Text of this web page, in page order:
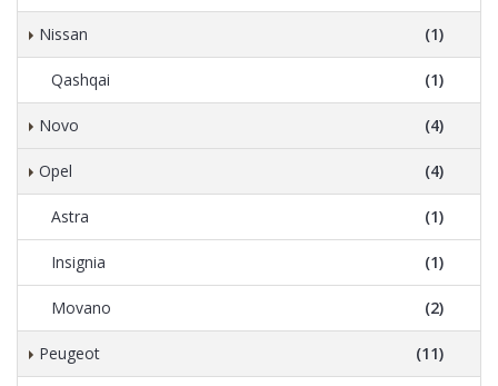
Nissan (1)
Qashqai (1)
Novo (4)
Opel (4)
Astra (1)
Insignia (1)
Movano (2)
Peugeot (11)